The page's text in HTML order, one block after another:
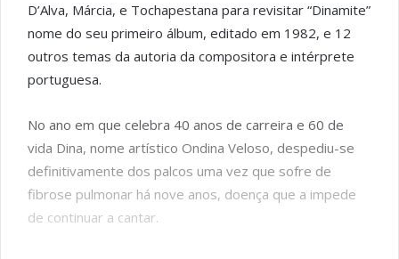
D’Alva, Márcia, e Tochapestana para revisitar “Dinamite”
nome do seu primeiro álbum, editado em 1982, e 12
outros temas da autoria da compositora e intérprete
portuguesa.
No ano em que celebra 40 anos de carreira e 60 de
vida Dina, nome artístico Ondina Veloso, despediu-se
definitivamente dos palcos uma vez que sofre de
fibrose pulmonar há nove anos, doença que a impede
de continuar a cantar.